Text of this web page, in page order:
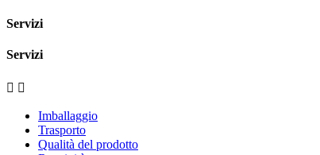
Servizi
Servizi
 
Imballaggio
Trasporto
Qualità del prodotto